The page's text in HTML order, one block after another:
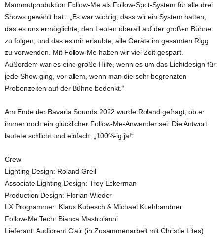
Mammutproduktion Follow-Me als Follow-Spot-System für alle drei
Shows gewählt hat:: „Es war wichtig, dass wir ein System hatten,
das es uns ermöglichte, den Leuten überall auf der großen Bühne
zu folgen, und das es mir erlaubte, alle Geräte im gesamten Rigg
zu verwenden. Mit Follow-Me haben wir viel Zeit gespart.
Außerdem war es eine große Hilfe, wenn es um das Lichtdesign für
jede Show ging, vor allem, wenn man die sehr begrenzten
Probenzeiten auf der Bühne bedenkt.“
Am Ende der Bavaria Sounds 2022 wurde Roland gefragt, ob er
immer noch ein glücklicher Follow-Me-Anwender sei. Die Antwort
lautete schlicht und einfach: „100%-ig ja!“
Crew
Lighting Design: Roland Greil
Associate Lighting Design: Troy Eckerman
Production Design: Florian Wieder
LX Programmer: Klaus Kubesch & Michael Kuehbandner
Follow-Me Tech: Bianca Mastroianni
Lieferant: Audiorent Clair (in Zusammenarbeit mit Christie Lites)